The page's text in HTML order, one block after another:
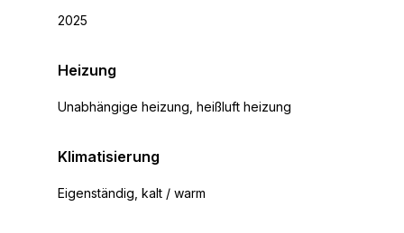
2025
Heizung
Unabhängige heizung, heißluft heizung
Klimatisierung
Eigenständig, kalt / warm